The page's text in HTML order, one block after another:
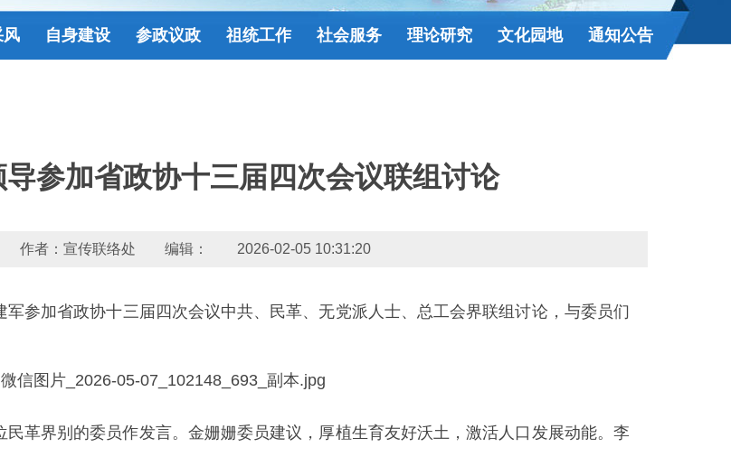
风 自身建设 参政议政 祖统工作 社会服务 理论研究 文化园地 通知公告
导参加省政协十三届四次会议联组讨论
作者：宣传联络处 编辑： 2026-02-05 10:31:20
参加省政协十三届四次会议中共、民革、无党派人士、总工会界联组讨论，与委员们
革界别的委员作发言。金姗姗委员建议，厚植生育友好沃土，激活人口发展动能。李